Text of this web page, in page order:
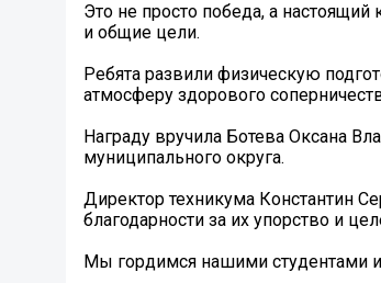
Это не просто победа, а
и общие цели.
Ребята развили физическую
атмосферу здорового
Награду вручила Ботева Оксана
муниципального округа.
Директор техникума Константин
благодарности за их упорство и
Мы гордимся нашими студентами